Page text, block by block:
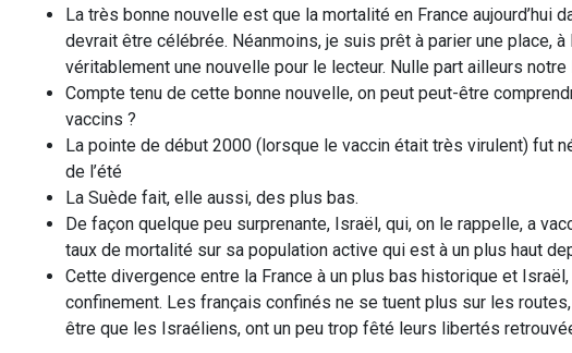
La très bonne nouvelle est que la mortalité en France
devrait être célébrée. Néanmoins, je suis prêt à parier une place,
véritablement une nouvelle pour le lecteur. Nulle part ailleurs
Compte tenu de cette bonne nouvelle, on peut peut-être
vaccins ?
La pointe de début 2000 (lorsque le vaccin était très virulent) fut
de l’été
La Suède fait, elle aussi, des plus bas.
De façon quelque peu surprenante, Israël, qui, on le rappelle, a
taux de mortalité sur sa population active qui est à un plus haut
Cette divergence entre la France à un plus bas historique et
confinement. Les français confinés ne se tuent plus sur les
être que les Israéliens, ont un peu trop fêté leurs libertés